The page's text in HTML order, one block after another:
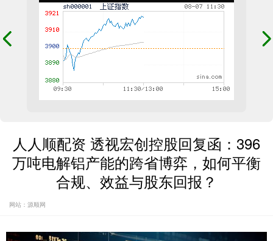
人人顺配资 透视宏创控股回复函：396
万吨电解铝产能的跨省博弈，如何平衡
合规、效益与股东回报？
网站：源顺网